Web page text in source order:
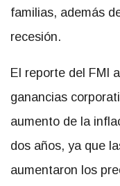
familias, además
recesión.
El reporte del FMI
ganancias
aumento de la
dos años, ya que
aumentaron los